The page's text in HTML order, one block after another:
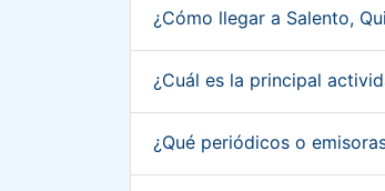
¿Cómo llegar a Salento,
¿Cuál es la principal
¿Qué periódicos o